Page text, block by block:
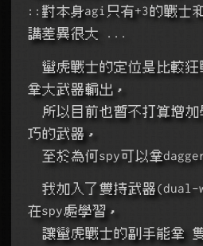
::對本身agi只有+3的戰士
講差異很大 ...
拿大武器輸出，
巧的武器，
至於為何spy可以拿
在spy處學習，